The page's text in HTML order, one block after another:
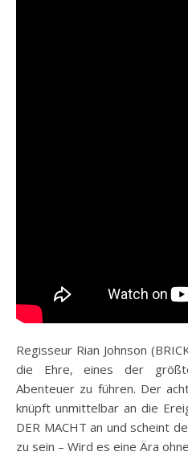
Regisseur Rian Johnson
die Ehre, eines der
Abenteuer zu führen. Der
knüpft unmittelbar an die
DER MACHT an und scheint
zu sein – Wird es eine Ära